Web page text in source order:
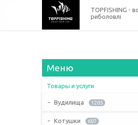
TOPFISHING -
риболовлі
Товары и услуги
Вудилища 1205
Котушки 607